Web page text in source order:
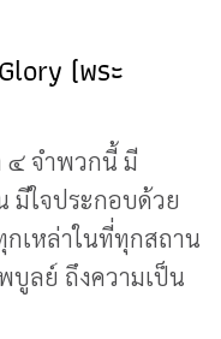
(พระ
๔ จำพวกนี้ มี
มีใจประกอบด้วย
เหล่าในที่ทุกสถาน
บูลย์ ถึงความเป็น